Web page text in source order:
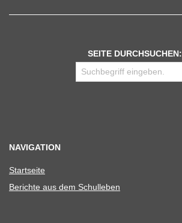
SEITE DURCHSUCHEN:
NAVIGATION
Start­seite
Berichte aus dem Schulleben